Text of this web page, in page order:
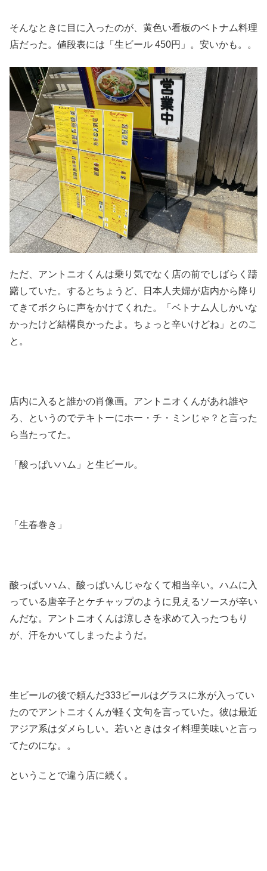
そんなときに目に入ったのが、黄色い看板のベトナム料理
店だった。値段表には「生ビール 450円」。安いかも。。
ただ、アントニオくんは乗り気でなく店の前でしばらく躊
躇していた。するとちょうど、日本人夫婦が店内から降り
てきてボクらに声をかけてくれた。「ベトナム人しかいな
かったけど結構良かったよ。ちょっと辛いけどね」とのこ
と。
店内に入ると誰かの肖像画。アントニオくんがあれ誰や
ろ、というのでテキトーにホー・チ・ミンじゃ？と言った
ら当たってた。
「酸っぱいハム」と生ビール。
「生春巻き」
酸っぱいハム、酸っぱいんじゃなくて相当辛い。ハムに入
っている唐辛子とケチャップのように見えるソースが辛い
んだな。アントニオくんは涼しさを求めて入ったつもり
が、汗をかいてしまったようだ。
生ビールの後で頼んだ333ビールはグラスに氷が入ってい
たのでアントニオくんが軽く文句を言っていた。彼は最近
アジア系はダメらしい。若いときはタイ料理美味いと言っ
てたのにな。。
ということで違う店に続く。